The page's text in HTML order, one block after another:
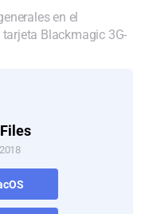
en el
Blackmagic 3G-